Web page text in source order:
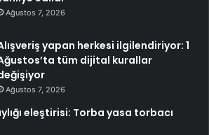
Ağustos 7, 2026
yapan herkesi ilgilendiriyor: 1
tüm dijital kurallar
Ağustos 7, 2026
eleştirisi: Torba yasa torbacı